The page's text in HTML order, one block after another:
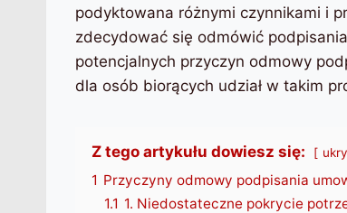
podyktowana różnymi czynnikami i
zdecydować się odmówić
potencjalnych przyczyn odmowy
dla osób biorących udział w takim
Z tego artykułu dowiesz się:
1 Przyczyny odmowy podpisania
1.1 1. Niedostateczne pokrycie